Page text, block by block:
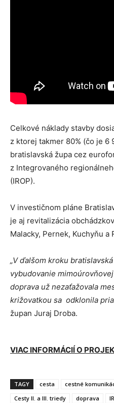
Celkové náklady stavby
z ktorej takmer 80% (čo je
bratislavská župa cez
z Integrovaného
(IROP).
V investičnom pláne
je aj revitalizácia
Malacky, Pernek, Kuchyňu a
„V ďalšom kroku
vybudovanie
doprava už nezaťažovala
križovatkou sa odklonila
župan Juraj Droba.
VIAC INFORMÁCIÍ O
TAGY cesta
cestné
Cesty II. a III. triedy
doprava